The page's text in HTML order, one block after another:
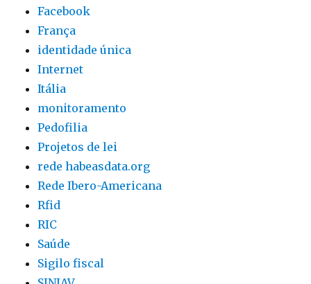
Facebook
França
identidade única
Internet
Itália
monitoramento
Pedofilia
Projetos de lei
rede habeasdata.org
Rede Ibero-Americana
Rfid
RIC
Saúde
Sigilo fiscal